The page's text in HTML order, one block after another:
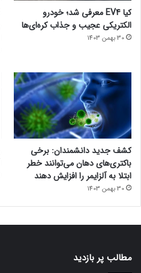
کیا EV4 معرفی شد؛ خودرو
الکتریکی عجیب و جذاب کره‌ای‌ها
30 بهمن 1403
کشف جدید دانشمندان: برخی
باکتری‌های دهان می‌توانند خطر
ابتلا به آلزایمر را افزایش دهند
30 بهمن 1403
مطالب پر بازدید